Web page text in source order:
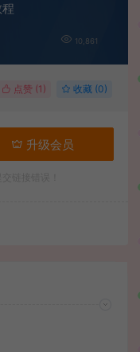
10,861
点赞 (1 ) 收藏 (0)
升级会员